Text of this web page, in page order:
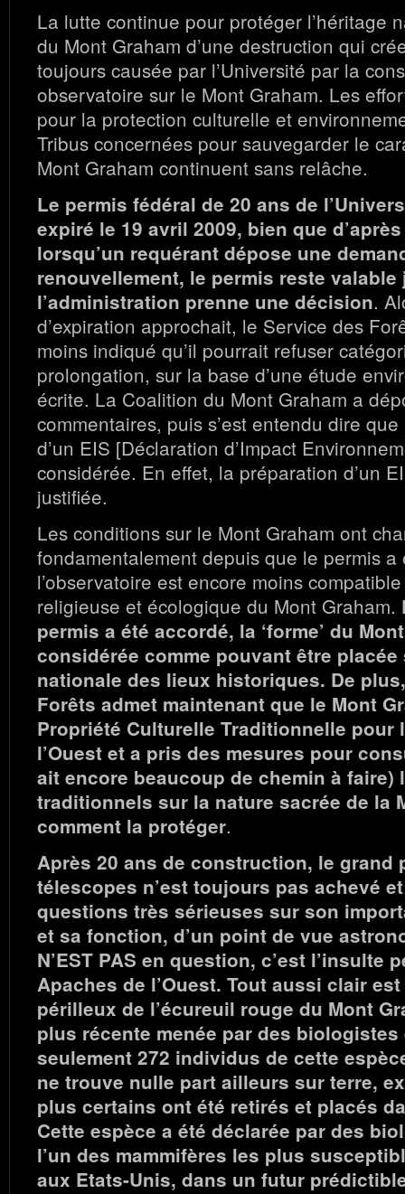
La lutte continue pour protéger l’héritage
du Mont Graham d’une destruction qui
toujours causée par l’Université par la
observatoire sur le Mont Graham. Les
pour la protection culturelle et
Tribus concernées pour sauvegarder le
Mont Graham continuent sans relâche.
Le permis fédéral de 20 ans de
expiré le 19 avril 2009, bien que
lorsqu’un requérant dépose une
renouvellement, le permis reste valable
l’administration prenne une décision.
d’expiration approchait, le Service des
moins indiqué qu’il pourrait refuser
prolongation, sur la base d’une étude
écrite. La Coalition du Mont Graham a
commentaires, puis s’est entendu dire
d’un EIS [Déclaration d’Impact
considérée. En effet, la préparation d’un
justifiée.
Les conditions sur le Mont Graham ont
fondamentalement depuis que le permis a
l’observatoire est encore moins
religieuse et écologique du Mont Graham.
permis a été accordé, la ‘forme’ du
considérée comme pouvant être
nationale des lieux historiques. De
Forêts admet maintenant que le Mont
Propriété Culturelle Traditionnelle pour
l’Ouest et a pris des mesures pour
ait encore beaucoup de chemin à faire)
traditionnels sur la nature sacrée de la
comment la protéger.
Après 20 ans de construction, le grand
télescopes n’est toujours pas achevé
questions très sérieuses sur son
et sa fonction, d’un point de vue
N’EST PAS en question, c’est l’insulte
Apaches de l’Ouest. Tout aussi clair
périlleux de l’écureuil rouge du Mont
plus récente menée par des
seulement 272 individus de cette
ne trouve nulle part ailleurs sur terre,
plus certains ont été retirés et placés
Cette espèce a été déclarée par des
l’un des mammifères les plus
aux Etats-Unis, dans un futur